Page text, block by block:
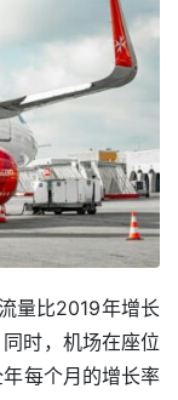
量比2019年增长
时，机场在座位
每个月的增长率